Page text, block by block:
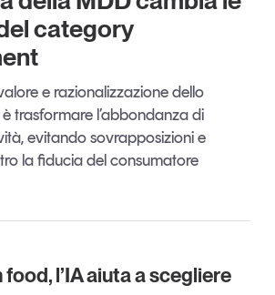
nella tua email
category
e razionalizzazione dello
trasformare l’abbondanza di
evitando sovrapposizioni e
la fiducia del consumatore
l’IA aiuta a scegliere